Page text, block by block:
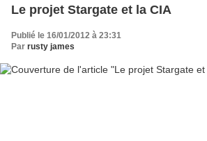
Le projet Stargate et la CIA
Publié le 16/01/2012 à 23:31
Par rusty james